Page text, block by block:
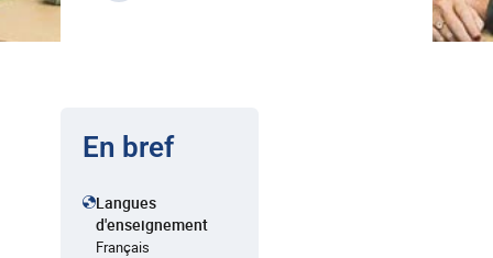
En bref
Langues
d'enseignement
Français